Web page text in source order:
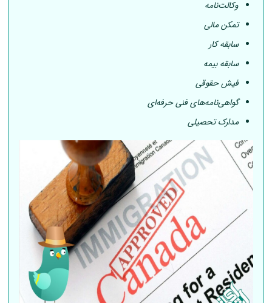
وکالت‌نامه
تمکن مالی
سابقه کار
سابقه بیمه
فیش حقوقی
گواهی‌نامه‌های فنی حرفه‌ای
مدارک تحصیلی